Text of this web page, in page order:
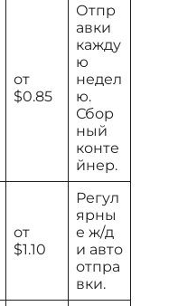
от
$0.85
Отпр
авки
кажду
ю
недел
ю.
Сбор
ный
конте
йнер.
от
$1.10
Регул
ярны
е ж/д
и авто
отпра
вки.